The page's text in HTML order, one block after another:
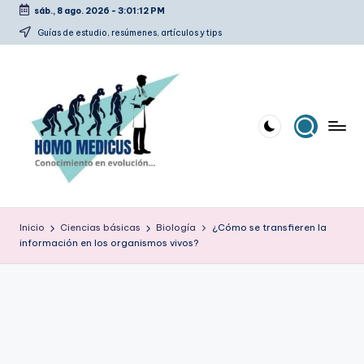
Saltar
sáb., 8 ago. 2026 - 3:01:13 PM
Guías de estudio, resúmenes, artículos y tips
o
m
estudio,
Inicio Ciencias básicas Biología
¿Cómo se transfieren la
información en los organismos vivos?